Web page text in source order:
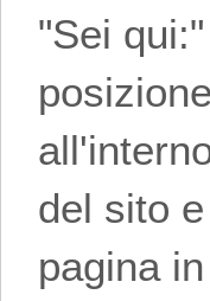
"Sei
del sito
pagina